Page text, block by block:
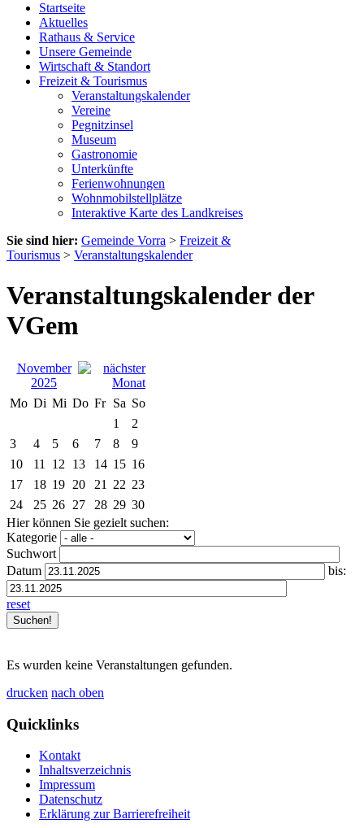
Startseite
Aktuelles
Rathaus & Service
Unsere Gemeinde
Wirtschaft & Standort
Freizeit & Tourismus
Veranstaltungskalender
Vereine
Pegnitzinsel
Museum
Gastronomie
Unterkünfte
Ferienwohnungen
Wohnmobilstellplätze
Interaktive Karte des Landkreises
Sie sind hier: Gemeinde Vorra > Freizeit &
Tourismus > Veranstaltungskalender
Veranstaltungskalender der
VGem
November
2025
Mo Di Mi Do Fr Sa So
1
2
3
4 5 6 7 8
9
10
11 12 13 14 15 16
17
18 19 20 21 22 23
24
25 26 27 28 29 30
Hier können Sie gezielt suchen:
Kategorie
Suchwort
Datum
bis:
reset
Es wurden keine Veranstaltungen gefunden.
drucken nach oben
Quicklinks
Kontakt
Inhaltsverzeichnis
Impressum
Datenschutz
Erklärung zur Barrierefreiheit